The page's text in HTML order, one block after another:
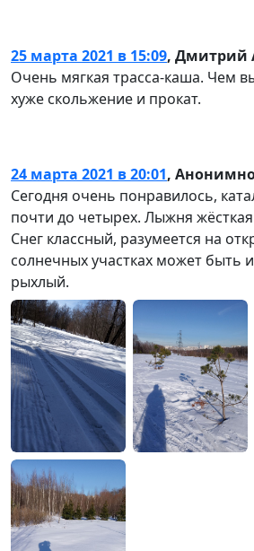
25 марта 2021 в 15:09, Дмитрий
Очень мягкая трасса-каша. Чем
хуже скольжение и прокат.
24 марта 2021 в 20:01,
Сегодня очень понравилось,
почти до четырех. Лыжня
Снег классный, разумеется на
солнечных участках может быть
рыхлый.